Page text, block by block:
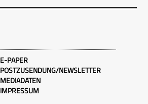
E-PAPER
POSTZUSENDUNG/NEWSLETTER
MEDIADATEN
IMPRESSUM